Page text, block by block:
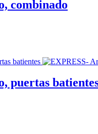
combinado
puertas